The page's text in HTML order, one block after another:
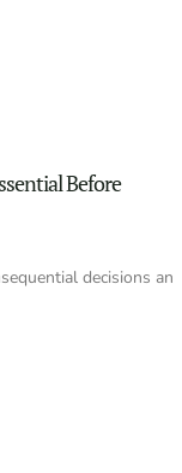
Before
decisions an